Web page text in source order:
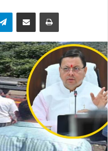
TelegramShare via Email Print